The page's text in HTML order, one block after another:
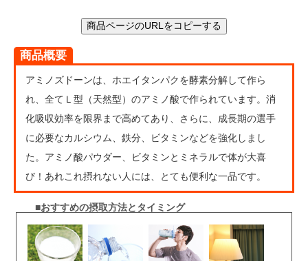
商品ページのURLをコピーする
商品概要
アミノズドーンは、ホエイタンパクを酵素分解して作ら
れ、全てＬ型（天然型）のアミノ酸で作られています。消
化吸収効率を限界まで高めてあり、さらに、成長期の選手
に必要なカルシウム、鉄分、ビタミンなどを強化しまし
た。アミノ酸パウダー、ビタミンとミネラルで体が大喜
び！あれこれ摂れない人には、とても便利な一品です。
■おすすめの摂取方法とタイミング